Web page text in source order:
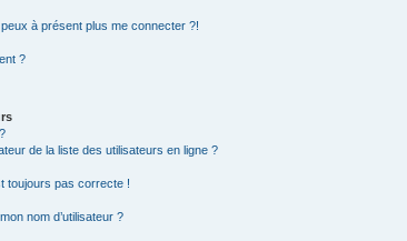
à présent plus me connecter ?!
?
de la liste des utilisateurs en ligne ?
toujours pas correcte !
nom d’utilisateur ?